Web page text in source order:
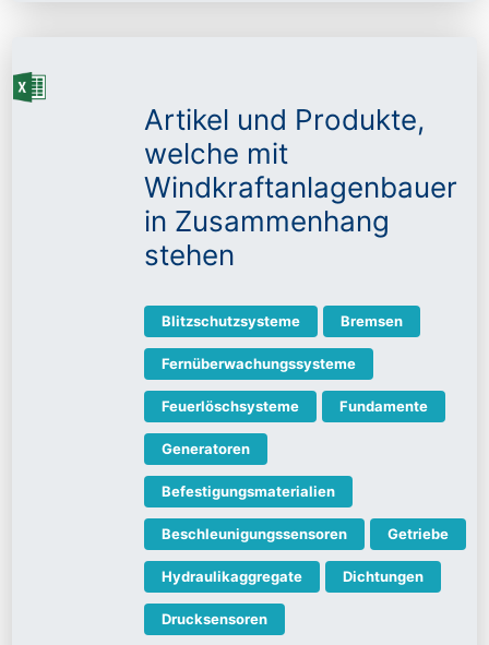
Artikel und Produkte,
welche mit
Windkraftanlagenbauer
in Zusammenhang
stehen
Blitzschutzsysteme Bremsen
Fernüberwachungssysteme
Feuerlöschsysteme Fundamente
Generatoren
Befestigungsmaterialien
Beschleunigungssensoren Getriebe
Hydraulikaggregate Dichtungen
Drucksensoren